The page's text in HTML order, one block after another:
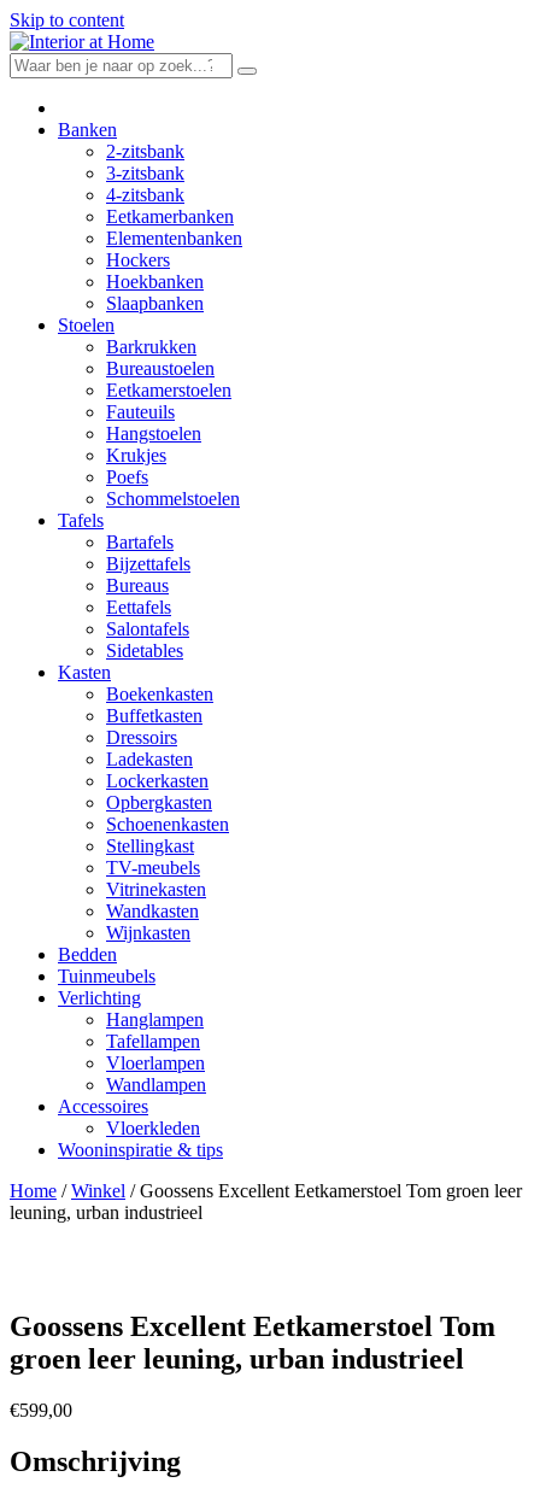
Skip to content
Banken
2-zitsbank
3-zitsbank
4-zitsbank
Eetkamerbanken
Elementenbanken
Hockers
Hoekbanken
Slaapbanken
Stoelen
Barkrukken
Bureaustoelen
Eetkamerstoelen
Fauteuils
Hangstoelen
Krukjes
Poefs
Schommelstoelen
Tafels
Bartafels
Bijzettafels
Bureaus
Eettafels
Salontafels
Sidetables
Kasten
Boekenkasten
Buffetkasten
Dressoirs
Ladekasten
Lockerkasten
Opbergkasten
Schoenenkasten
Stellingkast
TV-meubels
Vitrinekasten
Wandkasten
Wijnkasten
Bedden
Tuinmeubels
Verlichting
Hanglampen
Tafellampen
Vloerlampen
Wandlampen
Accessoires
Vloerkleden
Wooninspiratie & tips
Home /Winkel /Goossens Excellent Eetkamerstoel Tom groen leer
leuning, urban industrieel
Goossens Excellent Eetkamerstoel Tom
groen leer leuning, urban industrieel
€599,00
Omschrijving